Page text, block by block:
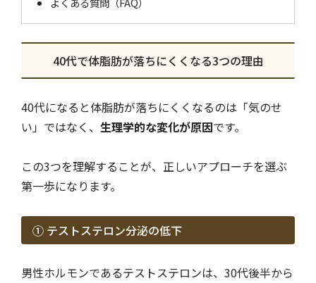
40代で体脂肪が落ちにくくなる3つの理由
40代になると体脂肪が落ちにくくなるのは「気のせ
い」ではなく、 生理学的な変化が原因です。
この3つを理解することが、正しいアプローチを選ぶ
第一歩になります。
① テストステロン分泌の低下
男性ホルモンであるテストステロンは、30代後半から